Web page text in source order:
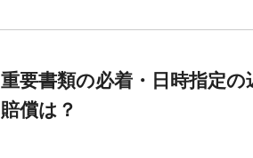
重要書類の必着・日時指定の
賠償は？